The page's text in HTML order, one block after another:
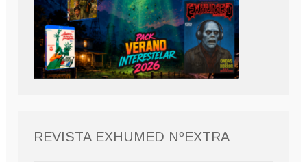
REVISTA EXHUMED NºEXTRA